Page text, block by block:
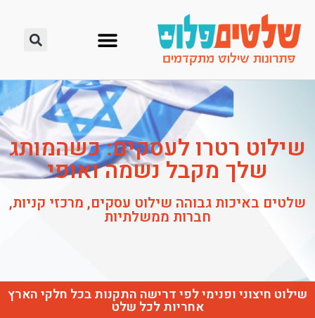
שילוט רטרו לעסקים: כשהמותג
שלך מקבל נשמה ואופי
שלטים באיכות גבוהה שילוט עסקים, מרכזי קניות,
חברות ממשלתיות
שילוט חיצוני ופנימי לפי דרישה התקנות בכל חלקי הארץ
אחריות לכל שלט